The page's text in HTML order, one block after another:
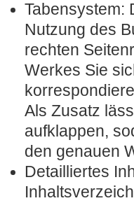
Tabensystem:
Nutzung des
rechten
Werkes Sie
Als Zusatz
aufklappen,
den genauen
Detailliertes